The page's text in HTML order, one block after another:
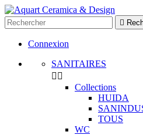

Connexion
SANITAIRES
 
Collections
HUIDA
TOUS
WC